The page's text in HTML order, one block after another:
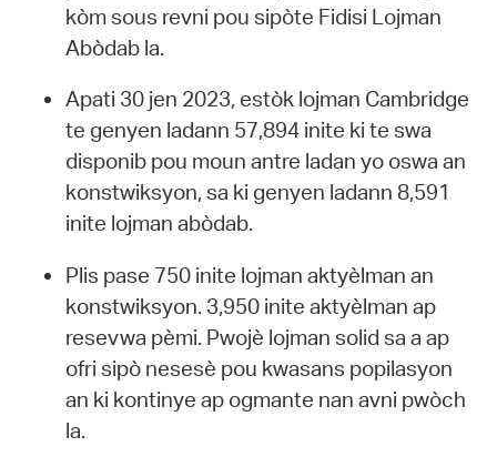
kòm sous revni pou sipòte Fidisi Lojman
Abòdab la.
Apati 30 jen 2023, estòk lojman Cambridge
te genyen ladann 57,894 inite ki te swa
disponib pou moun antre ladan yo oswa an
konstwiksyon, sa ki genyen ladann 8,591
inite lojman abòdab.
Plis pase 750 inite lojman aktyèlman an
konstwiksyon. 3,950 inite aktyèlman ap
resevwa pèmi. Pwojè lojman solid sa a ap
ofri sipò nesesè pou kwasans popilasyon
an ki kontinye ap ogmante nan avni pwòch
la.